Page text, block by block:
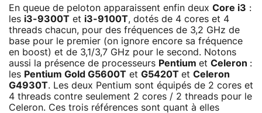
En queue de peloton apparaissent enfin deux Core i3 :
les i3-9300T et i3-9100T, dotés de 4 cores et 4
threads chacun, pour des fréquences de 3,2 GHz de
base pour le premier (on ignore encore sa fréquence
en boost) et de 3,1/3,7 GHz pour le second. Notons
aussi la présence de processeurs Pentium et Celeron :
les Pentium Gold G5600T et G5420T et Celeron
G4930T. Les deux Pentium sont équipés de 2 cores et
4 threads contre seulement 2 cores / 2 threads pour le
Celeron. Ces trois références sont quant à elles